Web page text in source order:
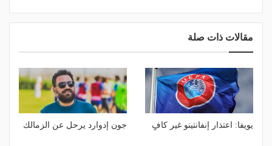
مقالات ذات صلة
يويفا: اعتذار إنفانتينو غير كافٍ جون إدوارد يرحل عن الزمالك